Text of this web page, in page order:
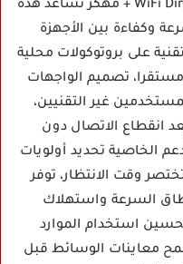
تحميل تطبيق WiFi Direct + مهكر تساعد هذه
وكفاءة بين الأجهزة
على بروتوكولات محلية
تصميم الواجهات
غير التقنيين،
انقطاع الاتصال دون
الخاصية تحديد أولويات
وقت الانتظار، توفر
السرعة واستهلاك
استخدام الموارد
معاينات الوسائط قبل